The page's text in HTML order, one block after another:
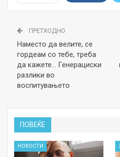
ПРЕТХОДНО
Наместо да велите, се
гордеам со тебе, треба
да кажете… Генерациски
разлики во
воспитувањето
ПОВЕЌЕ
НОВОСТИ